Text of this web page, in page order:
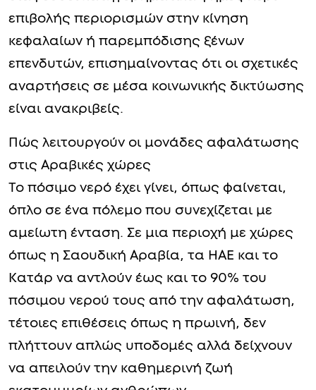
επιβολής περιορισμών στην κίνηση
κεφαλαίων ή παρεμπόδισης ξένων
επενδυτών, επισημαίνοντας ότι οι σχετικές
αναρτήσεις σε μέσα κοινωνικής δικτύωσης
είναι ανακριβείς.
Πώς λειτουργούν οι μονάδες αφαλάτωσης
στις Αραβικές χώρες
Το πόσιμο νερό έχει γίνει, όπως φαίνεται,
όπλο σε ένα πόλεμο που συνεχίζεται με
αμείωτη ένταση. Σε μια περιοχή με χώρες
όπως η Σαουδική Αραβία, τα ΗΑΕ και το
Κατάρ να αντλούν έως και το 90% του
πόσιμου νερού τους από την αφαλάτωση,
τέτοιες επιθέσεις όπως η πρωινή, δεν
πλήττουν απλώς υποδομές αλλά δείχνουν
να απειλούν την καθημερινή ζωή